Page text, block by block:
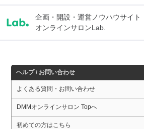
企画・開設・運営ノウハウサイト
オンラインサロンLab.
ヘルプ / お問い合わせ
よくある質問・お問い合わせ
DMMオンラインサロン Topへ
初めての方はこちら